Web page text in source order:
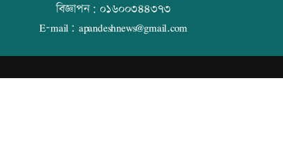
বিজ্ঞাপন:০১৬০০৩৪৪৩৭৩
E-mail: apandeshnews@gmail.com